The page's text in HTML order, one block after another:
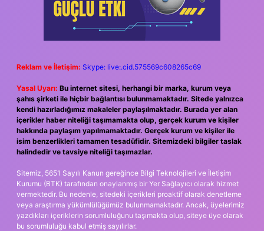
Reklam ve İletişim: Skype: live:.cid.575569c608265c69
Yasal Uyarı: Bu internet sitesi, herhangi bir marka, kurum veya
şahıs şirketi ile hiçbir bağlantısı bulunmamaktadır. Sitede yalnızca
kendi hazırladığımız makaleler paylaşılmaktadır. Burada yer alan
içerikler haber niteliği taşımamakta olup, gerçek kurum ve kişiler
hakkında paylaşım yapılmamaktadır. Gerçek kurum ve kişiler ile
isim benzerlikleri tamamen tesadüfidir. Sitemizdeki bilgiler taslak
halindedir ve tavsiye niteliği taşımazlar.
Sitemiz, 5651 Sayılı Kanun gereğince Bilgi Teknolojileri ve İletişim
Kurumu (BTK) tarafından onaylanmış bir Yer Sağlayıcı olarak hizmet
vermektedir. Bu nedenle, sitedeki içerikleri proaktif olarak denetleme
veya araştırma yükümlülüğümüz bulunmamaktadır. Ancak, üyelerimiz
yazdıkları içeriklerin sorumluluğunu taşımakta olup, siteye üye olarak
bu sorumluluğu kabul etmiş sayılırlar.